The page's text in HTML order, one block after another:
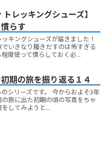
トレッキングシューズ】
らす
キングシューズが届きました！
いきなり履きだすのは怖すぎる
度使って慣らしておく必...
期の旅を振り返る１４
シリーズです。 今からおよそ3年
旅に出た初期の頃の写真をちゃ
してみようと...